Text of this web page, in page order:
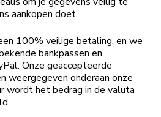
aankopen doet.
100% veilige betaling, en we
bankpassen en
Onze geaccepteerde
weergegeven onderaan onze
wordt het bedrag in de valuta